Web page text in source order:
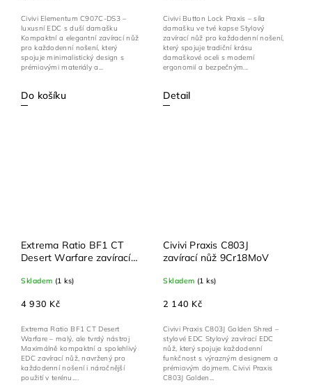
Do košíku
Civivi Elementum C907C-DS3 –
luxusní EDC s duší damašku
Kompaktní a elegantní zavírací nůž
pro každodenní nošení, který
spojuje minimalistický design s
prémiovými materiály a...
Detail
Civivi Button Lock Praxis – síla
damašku ve tvé kapse Stylový
zavírací nůž pro každodenní nošení,
který spojuje tradiční krásu
damaškové oceli s moderní
ergonomií a bezpečným...
Extrema Ratio BF1 CT
Desert Warfare zavírací
Skladem (1 ks)
4 930 Kč
Extrema Ratio BF1 CT Desert
Warfare – malý, ale tvrdý nástroj
Maximálně kompaktní a spolehlivý
EDC zavírací nůž, navržený pro
každodenní nošení i náročnější
použití v terénu....
Civivi Praxis C803J
zavírací nůž 9Cr18MoV
Skladem (1 ks)
2 140 Kč
Civivi Praxis C803J Golden Shred –
stylové EDC Stylový zavírací EDC
nůž, který spojuje každodenní
funkčnost s výrazným designem a
prémiovým dojmem. Civivi Praxis
C803J Golden...